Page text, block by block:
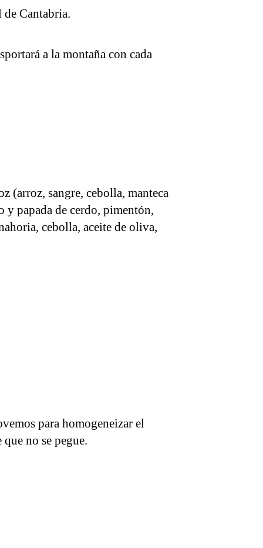
Cantabria.
a la montaña con cada
(arroz, sangre, cebolla, manteca
y papada de cerdo, pimentón,
cebolla, aceite de oliva,
para homogeneizar el
no se pegue.